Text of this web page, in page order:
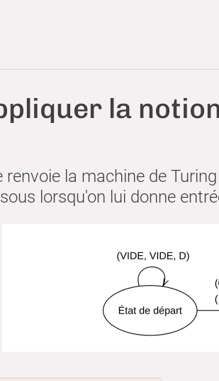
la
renvoie la machine de
lorsqu'on lui donne